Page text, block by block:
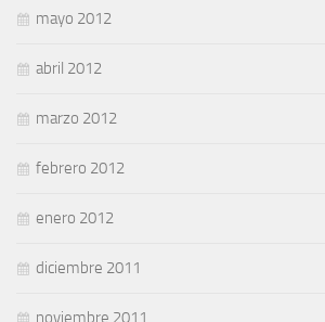
mayo 2012
abril 2012
marzo 2012
febrero 2012
enero 2012
diciembre 2011
noviembre 2011